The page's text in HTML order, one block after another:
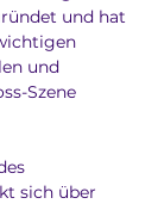
und hat
und
Szene
sich über